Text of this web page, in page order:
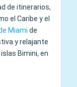
de itinerarios,
el Caribe y el
Miami de
y relajante
Bimini, en